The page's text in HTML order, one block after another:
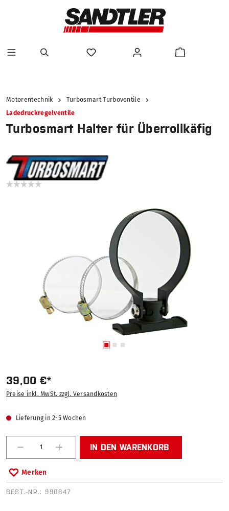
Motorentechnik
Turbosmart Turboventile
Ladedruckregelventile
Turbosmart Halter für Überrollkäfig
39,00 €*
Preise inkl. MwSt. zzgl. Versandkosten
Lieferung in 2-5 Wochen
Produkt Anzahl: Gib den gewünschten Wert ein
IN DEN WARENKORB
Merken
BEST.-NR.: 990847